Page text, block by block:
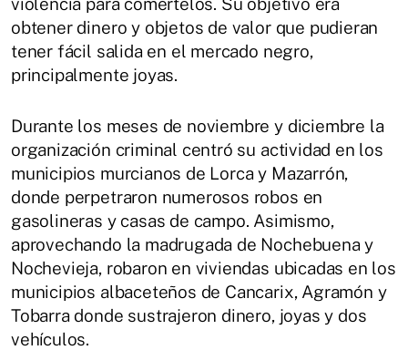
obtener dinero y objetos de valor que pudieran
tener fácil salida en el mercado negro,
principalmente joyas.
Durante los meses de noviembre y diciembre la
organización criminal centró su actividad en los
municipios murcianos de Lorca y Mazarrón,
donde perpetraron numerosos robos en
gasolineras y casas de campo. Asimismo,
aprovechando la madrugada de Nochebuena y
Nochevieja, robaron en viviendas ubicadas en los
municipios albaceteños de Cancarix, Agramón y
Tobarra donde sustrajeron dinero, joyas y dos
vehículos.